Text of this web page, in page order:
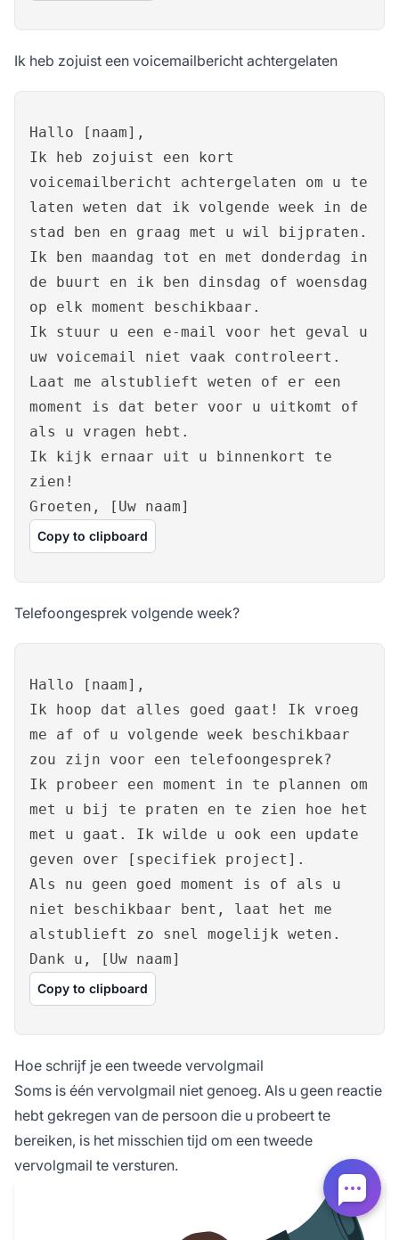
Ik heb zojuist een voicemailbericht achtergelaten
Hallo [naam],
Ik heb zojuist een kort
voicemailbericht achtergelaten om u te
laten weten dat ik volgende week in de
stad ben en graag met u wil bijpraten.
Ik ben maandag tot en met donderdag in
de buurt en ik ben dinsdag of woensdag
op elk moment beschikbaar.
Ik stuur u een e-mail voor het geval u
uw voicemail niet vaak controleert.
Laat me alstublieft weten of er een
moment is dat beter voor u uitkomt of
als u vragen hebt.
Ik kijk ernaar uit u binnenkort te
zien!
Groeten, [Uw naam]
Copy to clipboard
Telefoongesprek volgende week?
Hallo [naam],
Ik hoop dat alles goed gaat! Ik vroeg
me af of u volgende week beschikbaar
zou zijn voor een telefoongesprek?
Ik probeer een moment in te plannen om
met u bij te praten en te zien hoe het
met u gaat. Ik wilde u ook een update
geven over [specifiek project].
Als nu geen goed moment is of als u
niet beschikbaar bent, laat het me
alstublieft zo snel mogelijk weten.
Dank u, [Uw naam]
Copy to clipboard
Hoe schrijf je een tweede vervolgmail
Soms is één vervolgmail niet genoeg. Als u geen reactie
hebt gekregen van de persoon die u probeert te
bereiken, is het misschien tijd om een tweede
vervolgmail te versturen.